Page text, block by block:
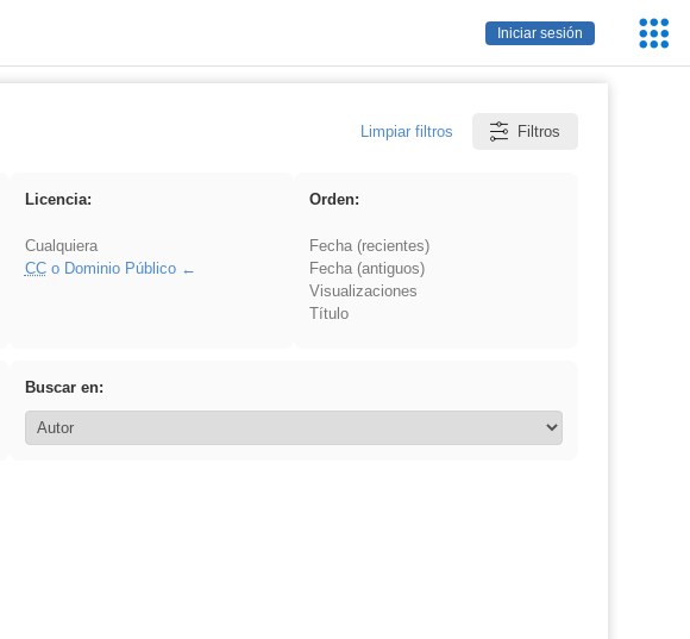
Iniciar sesión
Limpiar filtros Filtros
Licencia:
Cualquiera
CCo Dominio Público
Orden:
Fecha (recientes)
Fecha (antiguos)
Visualizaciones
Título
Buscar en: